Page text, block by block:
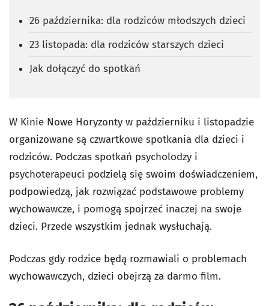
26 października: dla rodziców młodszych dzieci
23 listopada: dla rodziców starszych dzieci
Jak dołączyć do spotkań
W Kinie Nowe Horyzonty w październiku i listopadzie
organizowane są czwartkowe spotkania dla dzieci i
rodziców. Podczas spotkań psycholodzy i
psychoterapeuci podzielą się swoim doświadczeniem,
podpowiedzą, jak rozwiązać podstawowe problemy
wychowawcze, i pomogą spojrzeć inaczej na swoje
dzieci. Przede wszystkim jednak wysłuchają.
Podczas gdy rodzice będą rozmawiali o problemach
wychowawczych, dzieci obejrzą za darmo film.